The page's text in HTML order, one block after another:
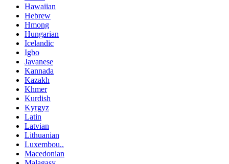
Hawaiian
Hebrew
Hmong
Hungarian
Icelandic
Igbo
Javanese
Kannada
Kazakh
Khmer
Kurdish
Kyrgyz
Latin
Latvian
Lithuanian
Luxembou..
Macedonian